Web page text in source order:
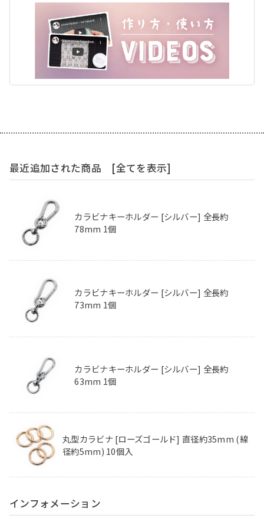
最近追加された商品 [全てを表示]
カラビナキーホルダー [シルバー] 全長約
78mm 1個
カラビナキーホルダー [シルバー] 全長約
73mm 1個
カラビナキーホルダー [シルバー] 全長約
63mm 1個
丸型カラビナ [ローズゴールド] 直径約35mm (線
径約5mm) 10個入
インフォメーション